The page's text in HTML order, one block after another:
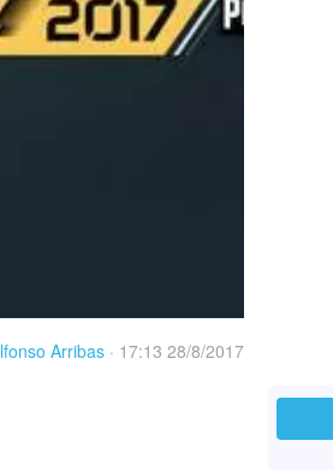
Arribas · 17:13 28/8/2017